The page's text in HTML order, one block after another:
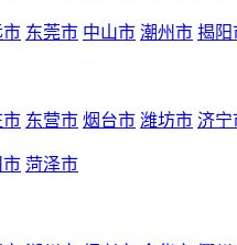
市 东莞市 中山市 潮州市 揭阳
市 东营市 烟台市 潍坊市 济宁
市 菏泽市